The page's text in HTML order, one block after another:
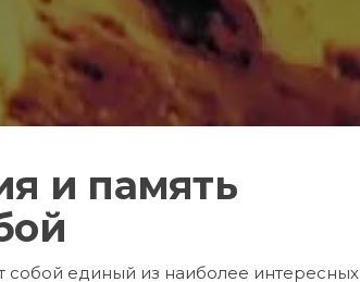
и память
собой единый из наиболее интересных